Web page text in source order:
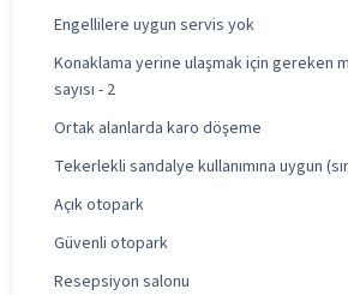
Engellilere uygun servis yok
Konaklama yerine ulaşmak için gereken
sayısı - 2
Ortak alanlarda karo döşeme
Tekerlekli sandalye kullanımına uygun
Açık otopark
Güvenli otopark
Resepsiyon salonu